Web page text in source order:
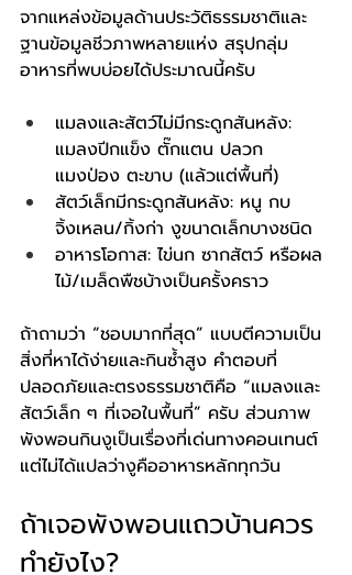
จากแหล่งข้อมูลด้านประวัติธรรมชาติและ
ฐานข้อมูลชีวภาพหลายแห่ง สรุปกลุ่ม
อาหารที่พบบ่อยได้ประมาณนี้ครับ
แมลงและสัตว์ไม่มีกระดูกสันหลัง:
แมลงปีกแข็ง ตั๊กแตน ปลวก
แมงป่อง ตะขาบ (แล้วแต่พื้นที่)
สัตว์เล็กมีกระดูกสันหลัง: หนู กบ
จิ้งเหลน/กิ้งก่า งูขนาดเล็กบางชนิด
อาหารโอกาส: ไข่นก ซากสัตว์ หรือผล
ไม้/เมล็ดพืชบ้างเป็นครั้งคราว
ถ้าถามว่า “ชอบมากที่สุด” แบบตีความเป็น
สิ่งที่หาได้ง่ายและกินซ้ำสูง คำตอบที่
ปลอดภัยและตรงธรรมชาติคือ “แมลงและ
สัตว์เล็ก ๆ ที่เจอในพื้นที่” ครับ ส่วนภาพ
พังพอนกินงูเป็นเรื่องที่เด่นทางคอนเทนต์
แต่ไม่ได้แปลว่างูคืออาหารหลักทุกวัน
ถ้าเจอพังพอนแถวบ้านควร
ทำยังไง?